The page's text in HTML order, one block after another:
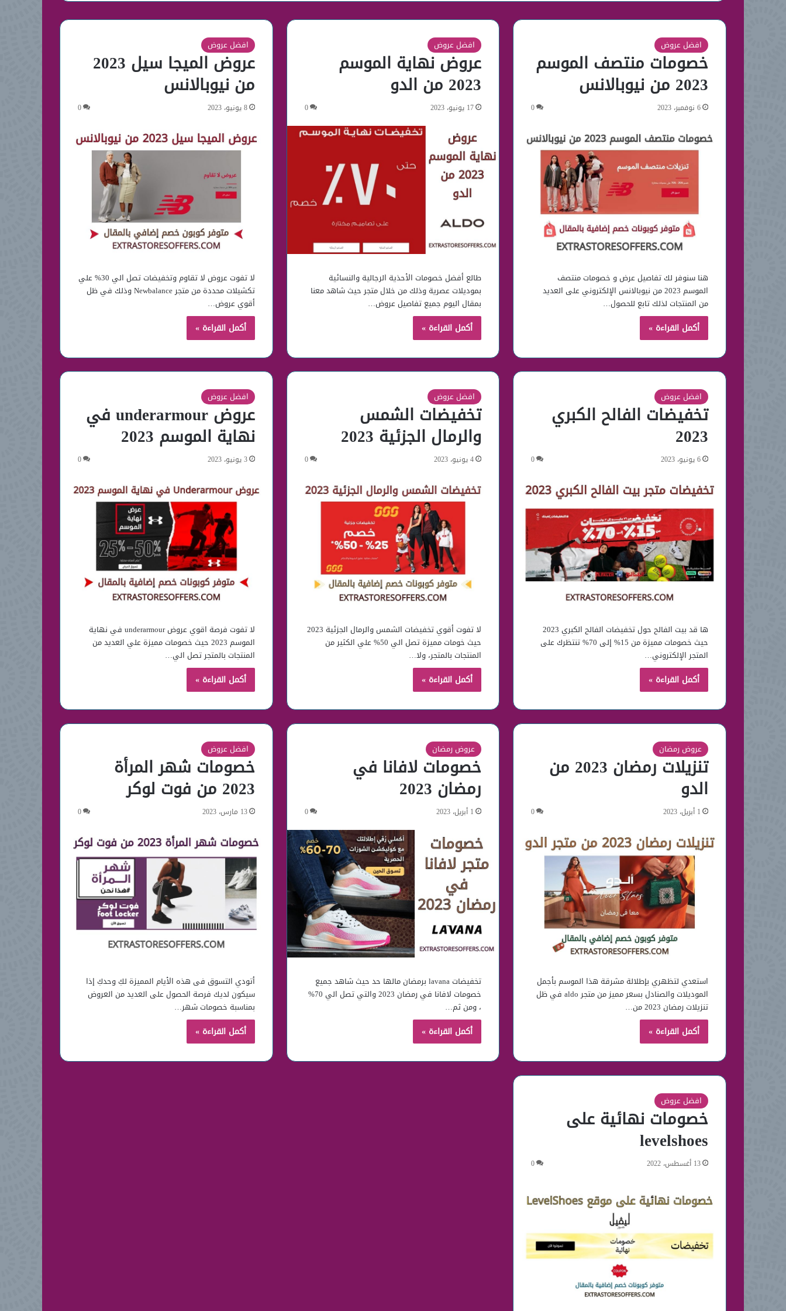
افضل عروض
خصومات منتصف الموسم
2023 من نيوبالانس
6 نوفمبر، 2023 0
هنا سنوفر لك تفاصيل عرض و خصومات منتصف
الموسم 2023 من نيوبالانس الإلكتروني على العديد
من المنتجات لذلك تابع للحصول…
أكمل القراءة »
افضل عروض
عروض نهاية الموسم
2023 من الدو
17 يونيو، 2023 0
طالع أفضل خصومات الأحذية الرجالية والنسائية
بموديلات عصرية وذلك من خلال متجر حيث شاهد معنا
بمقال اليوم جميع تفاصيل عروض…
أكمل القراءة »
افضل عروض
عروض الميجا سيل 2023
من نيوبالانس
8 يونيو، 2023 0
لا تفوت عروض لا تقاوم وتخفيضات تصل الي 30% علي
تكشيلات محددة من متجر Newbalance وذلك في ظل
أقوي عروض…
أكمل القراءة »
افضل عروض
تخفيضات الفالح الكبري
2023
6 يونيو، 2023 0
ها قد بيت الفالح حول تخفيضات الفالح الكبري 2023
حيث خصومات مميزة من 15% إلى 70% تنتظرك على
المتجر الإلكتروني…
أكمل القراءة »
افضل عروض
تخفيضات الشمس
والرمال الجزئية 2023
4 يونيو، 2023 0
لا تفوت أقوي تخفيضات الشمس والرمال الجزئية 2023
حيث خومات مميزة تصل الي 50% علي الكثير من
المنتجات بالمتجر، ولا…
أكمل القراءة »
افضل عروض
عروض underarmour في
نهاية الموسم 2023
3 يونيو، 2023 0
لا تفوت فرصة اقوي عروض underarmour في نهاية
الموسم 2023 حيث خصومات مميزة علي العديد من
المنتجات بالمتجر تصل الي…
أكمل القراءة »
عروض رمضان
تنزيلات رمضان 2023 من
الدو
1 أبريل، 2023 0
استعدي لتظهري بإطلالة مشرقة هذا الموسم بأجمل
الموديلات والصنادل بسعر مميز من متجر aldo في ظل
تنزيلات رمضان 2023 من…
أكمل القراءة »
عروض رمضان
خصومات لافانا في
رمضان 2023
1 أبريل، 2023 0
تخفيضات lavana برمضان مالها حد حيث شاهد جميع
خصومات لافانا في رمضان 2023 والتي تصل الي 70%
، ومن ثم…
أكمل القراءة »
افضل عروض
خصومات شهر المرأة
2023 من فوت لوكر
13 مارس، 2023 0
أتودي التسوق فى هذه الأيام المميزة لكِ وحدكِ إذا
سيكون لديك فرصة الحصول على العديد من العروض
بمناسبة خصومات شهر…
أكمل القراءة »
افضل عروض
خصومات نهائية على
levelshoes
13 أغسطس، 2022 0